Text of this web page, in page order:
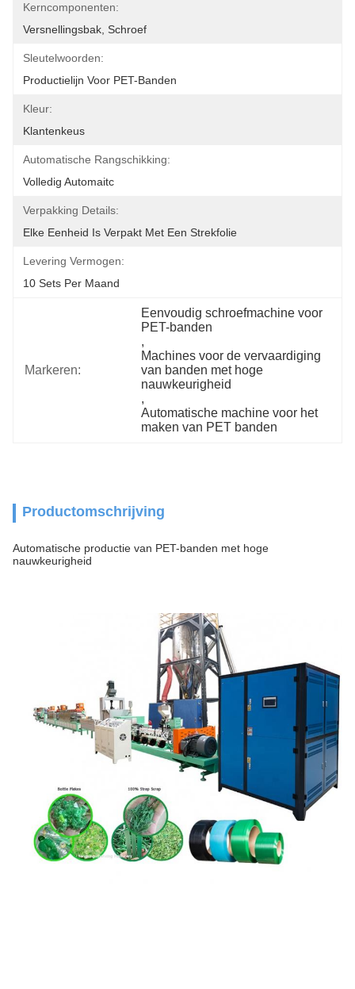
Kerncomponenten:
Versnellingsbak, Schroef
Sleutelwoorden:
Productielijn Voor PET-Banden
Kleur:
Klantenkeus
Automatische Rangschikking:
Volledig Automaitc
Verpakking Details:
Elke Eenheid Is Verpakt Met Een Strekfolie
Levering Vermogen:
10 Sets Per Maand
Markeren:
Eenvoudig schroefmachine voor
PET-banden
,
Machines voor de vervaardiging
van banden met hoge
nauwkeurigheid
,
Automatische machine voor het
maken van PET banden
Productomschrijving
Automatische productie van PET-banden met hoge
nauwkeurigheid